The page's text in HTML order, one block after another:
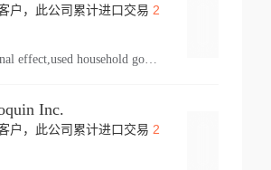
户，此公司累计进口交易 2
personal effect,used household goods
Inc.
户，此公司累计进口交易 2